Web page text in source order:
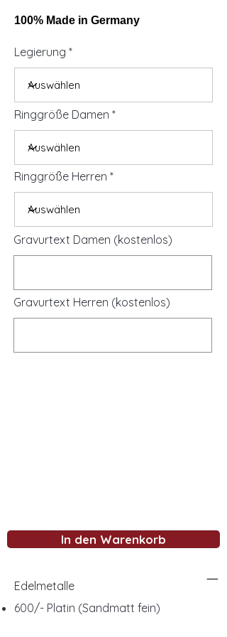
100% Made in Germany
Legierung
Ringgröße Damen
Ringgröße Herren
Gravurtext Damen (kostenlos)
Gravurtext Herren (kostenlos)
In den Warenkorb
Edelmetalle
600/- Platin (Sandmatt fein)